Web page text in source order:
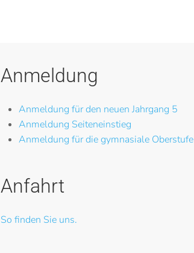
Anmeldung
Anmeldung für den neuen Jahrgang 5
Anmeldung Seiteneinstieg
Anmeldung für die gymnasiale Oberstufe
Anfahrt
So finden Sie uns.